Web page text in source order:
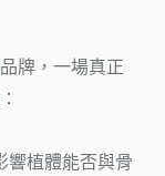
牌，一場真正
響植體能否與骨